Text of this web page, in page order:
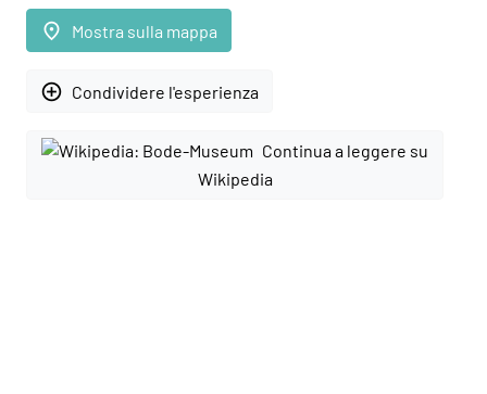
place Mostra sulla mappa
add_circle_outline Condividere l'esperienza
Continua a leggere su
Wikipedia